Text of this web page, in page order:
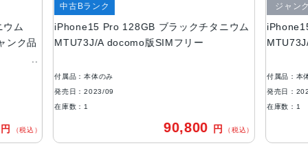
146.6 ×70.6 ×8.25mm ・187g
液晶
6.1インチ（対角）オールスクリーンOLEDディスプレイ
IEC規格60529にもとづくIP68等級（最大水深6メートルで
最大30分間）
カメラ
ム
ンク品
円 （税込）
iPhone15 Pro 128GB ブラックチタニウム
MTU73J/A docomo版SIMフリー
中古Bランク
付属品：本体のみ
発売日：2023/09
在庫数：1
90,800 円 （税込）
ジャン
付属品：本
発売日：
在庫数：1